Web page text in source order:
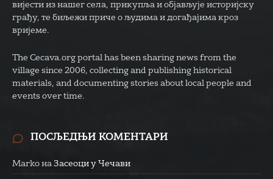
вијести из нашег села, прикупља и објављује историјску
грађу, те биљежи приче о људима и догађајима кроз
вријеме.
The Cecava.org portal has been sharing news from the
village since 2006, collecting and publishing historical
materials, and documenting stories about local people and
events over time.
ПОСЉЕДЊИ КОМЕНТАРИ
Marko на Засеоци у Чечави